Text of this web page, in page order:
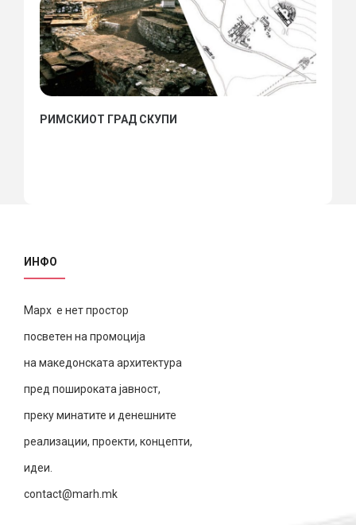
РИМСКИОТ ГРАД СКУПИ
ИНФО
Марх е нет простор
посветен на промоција
на македонската архитектура
пред пошироката јавност,
преку минатите и денешните
реализации, проекти, концепти,
идеи.
contact@marh.mk